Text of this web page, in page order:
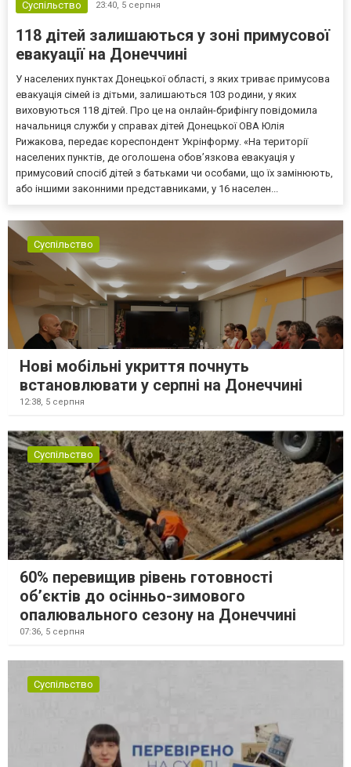
Суспільство 23:40, 5 серпня
118 дітей залишаються у зоні примусової
евакуації на Донеччині
У населених пунктах Донецької області, з яких триває примусова
евакуація сімей із дітьми, залишаються 103 родини, у яких
виховуються 118 дітей. Про це на онлайн-брифінгу повідомила
начальниця служби у справах дітей Донецької ОВА Юлія
Рижакова, передає кореспондент Укрінформу. «На території
населених пунктів, де оголошена обов’язкова евакуація у
примусовий спосіб дітей з батьками чи особами, що їх замінюють,
або іншими законними представниками, у 16 населен...
Суспільство
Нові мобільні укриття почнуть
встановлювати у серпні на Донеччині
12:38, 5 серпня
Суспільство
60% перевищив рівень готовності
об’єктів до осінньо-зимового
опалювального сезону на Донеччині
07:36, 5 серпня
Суспільство